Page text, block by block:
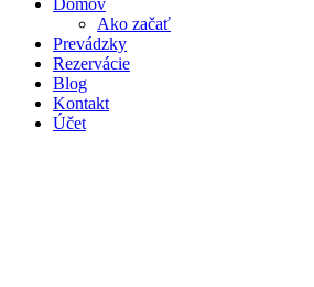
Domov
Ako začať
Prevádzky
Rezervácie
Blog
Kontakt
Účet